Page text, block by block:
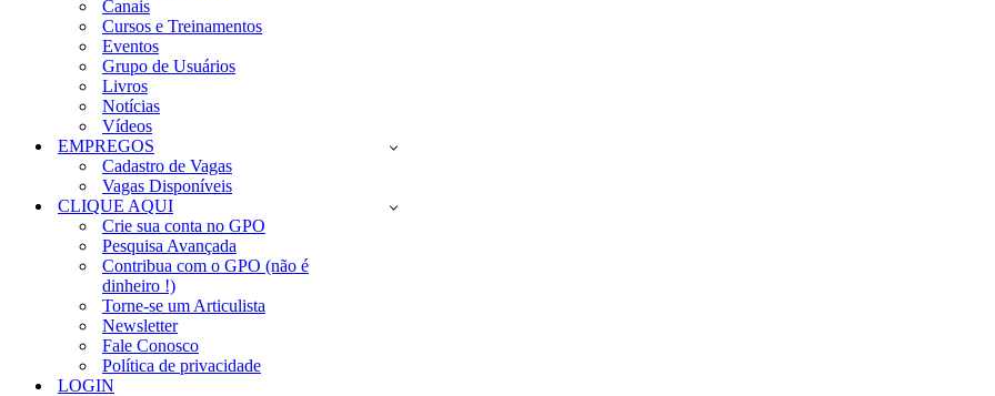
Canais
Cursos e Treinamentos
Eventos
Grupo de Usuários
Livros
Notícias
Vídeos
EMPREGOS
Cadastro de Vagas
Vagas Disponíveis
CLIQUE AQUI
Crie sua conta no GPO
Pesquisa Avançada
Contribua com o GPO (não é
dinheiro !)
Torne-se um Articulista
Newsletter
Fale Conosco
Política de privacidade
LOGIN